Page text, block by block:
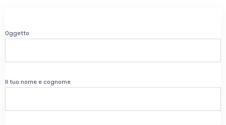
Oggetto
Il tuo nome e cognome